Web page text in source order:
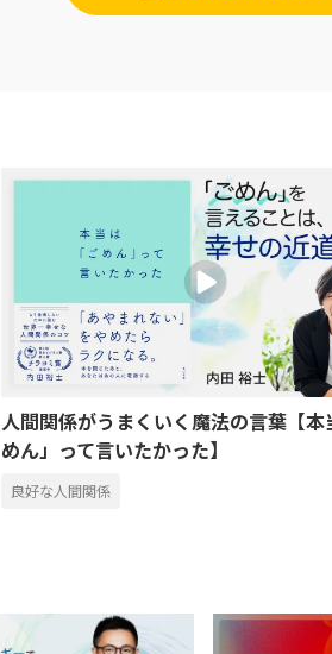
人間関係がうまくいく魔法の言葉【本
めん」って言いたかった】
良好な人間関係